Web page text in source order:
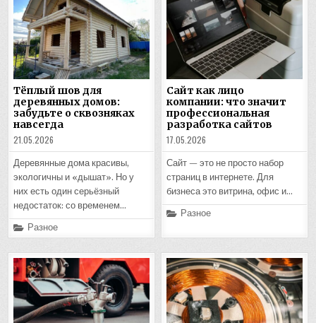
Тёплый шов для
деревянных домов:
забудьте о сквозняках
навсегда
21.05.2026
Деревянные дома красивы,
экологичны и «дышат». Но у
них есть один серьёзный
недостаток: со временем…
Posted
in
Разное
Сайт как лицо
компании: что значит
профессиональная
разработка сайтов
17.05.2026
Сайт — это не просто набор
страниц в интернете. Для
бизнеса это витрина, офис и…
Posted
Разное